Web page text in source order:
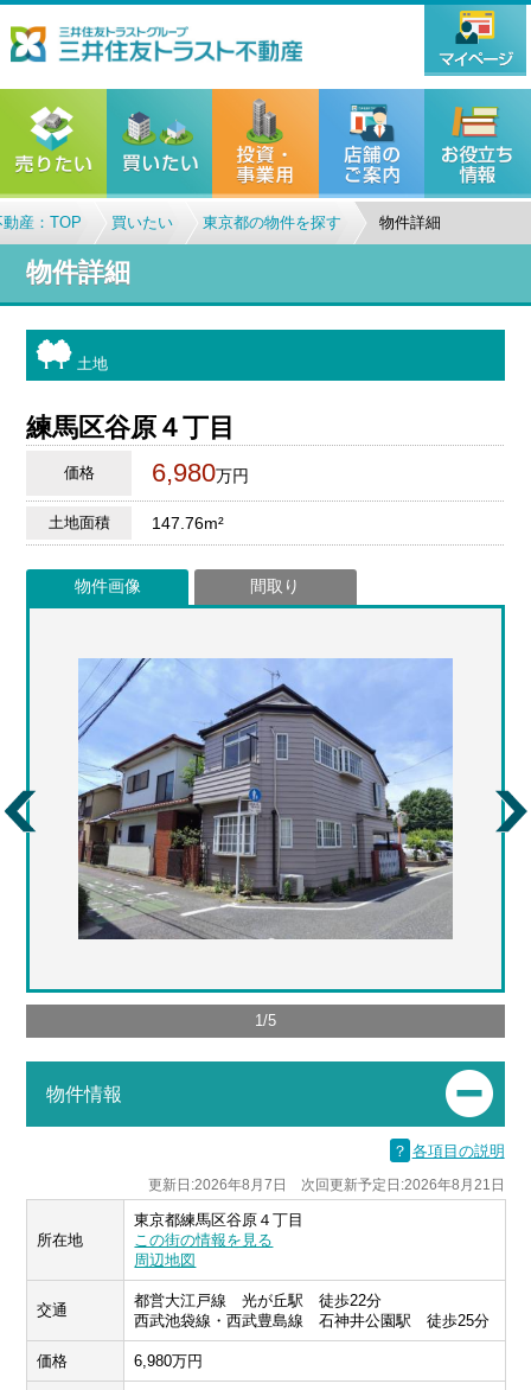
産：TOP 買いたい 東京都の物件を探す 物件詳細
物件詳細
土地
練馬区谷原４丁目
価格 6,980万円
土地面積 147.76m²
物件画像 間取り
1/5
物件情報
？ 各項目の説明
更新日:2026年8月7日 次回更新予定日:2026年8月21日
所在地
東京都練馬区谷原４丁目
この街の情報を見る
周辺地図
交通
都営大江戸線 光が丘駅 徒歩22分
西武池袋線・西武豊島線 石神井公園駅 徒歩25分
価格 6,980万円